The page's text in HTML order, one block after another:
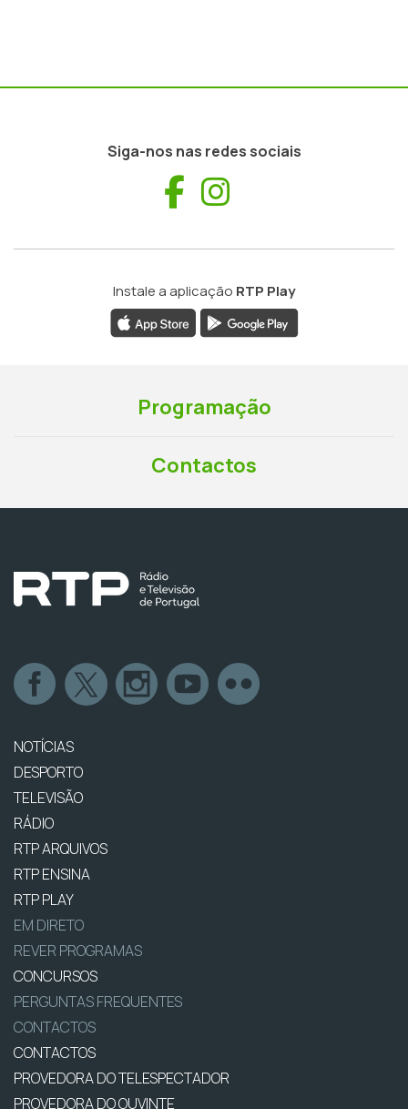
Siga-nos nas redes sociais
Facebook
Instale a aplicação RTP Play
Programação
Contactos
NOTÍCIAS
DESPORTO
TELEVISÃO
RÁDIO
RTP ARQUIVOS
RTP ENSINA
RTP PLAY
EM DIRETO
REVER PROGRAMAS
CONCURSOS
PERGUNTAS FREQUENTES
CONTACTOS
CONTACTOS
PROVEDORA DO TELESPECTADOR
PROVEDORA DO OUVINTE